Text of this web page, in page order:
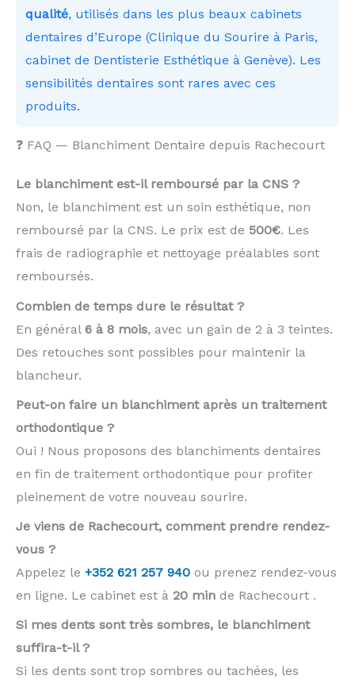
qualité, utilisés dans les plus beaux cabinets
dentaires d’Europe (Clinique du Sourire à Paris,
cabinet de Dentisterie Esthétique à Genève). Les
sensibilités dentaires sont rares avec ces
produits.
❓ FAQ — Blanchiment Dentaire depuis Rachecourt
Le blanchiment est-il remboursé par la CNS ?
Non, le blanchiment est un soin esthétique, non
remboursé par la CNS. Le prix est de 500€. Les
frais de radiographie et nettoyage préalables sont
remboursés.
Combien de temps dure le résultat ?
En général 6 à 8 mois, avec un gain de 2 à 3 teintes.
Des retouches sont possibles pour maintenir la
blancheur.
Peut-on faire un blanchiment après un traitement
orthodontique ?
Oui ! Nous proposons des blanchiments dentaires
en fin de traitement orthodontique pour profiter
pleinement de votre nouveau sourire.
Je viens de Rachecourt, comment prendre rendez-
vous ?
Appelez le +352 621 257 940 ou prenez rendez-vous
en ligne. Le cabinet est à 20 min de Rachecourt .
Si mes dents sont très sombres, le blanchiment
suffira-t-il ?
Si les dents sont trop sombres ou tachées, les